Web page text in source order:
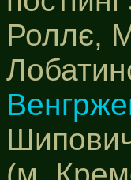
Роллє,